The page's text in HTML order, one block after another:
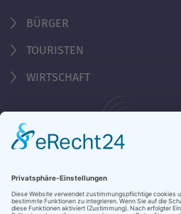
BÜRGER
TOURISTEN
WIRTSCHAFT
Behördennummer 115
KONTAKT
NOTRUFE & HOTLINES
JOBS